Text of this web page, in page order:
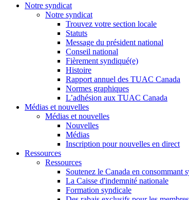
Notre syndicat
Notre syndicat
Trouvez votre section locale
Statuts
Message du président national
Conseil national
Fièrement syndiqué(e)
Histoire
Rapport annuel des TUAC Canada
Normes graphiques
L’adhésion aux TUAC Canada
Médias et nouvelles
Médias et nouvelles
Nouvelles
Médias
Inscription pour nouvelles en direct
Ressources
Ressources
Soutenez le Canada en consommant
La Caisse d'indemnité nationale
Formation syndicale